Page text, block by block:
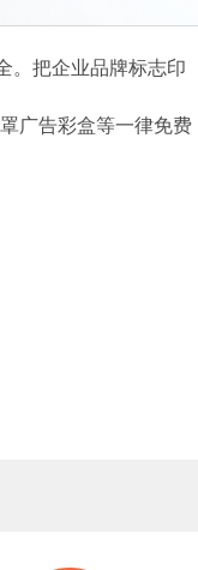
。把企业品牌标志印
广告彩盒等一律免费